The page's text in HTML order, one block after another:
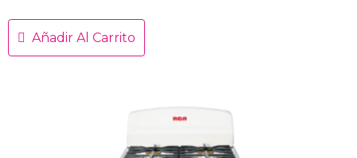
Añadir Al Carrito